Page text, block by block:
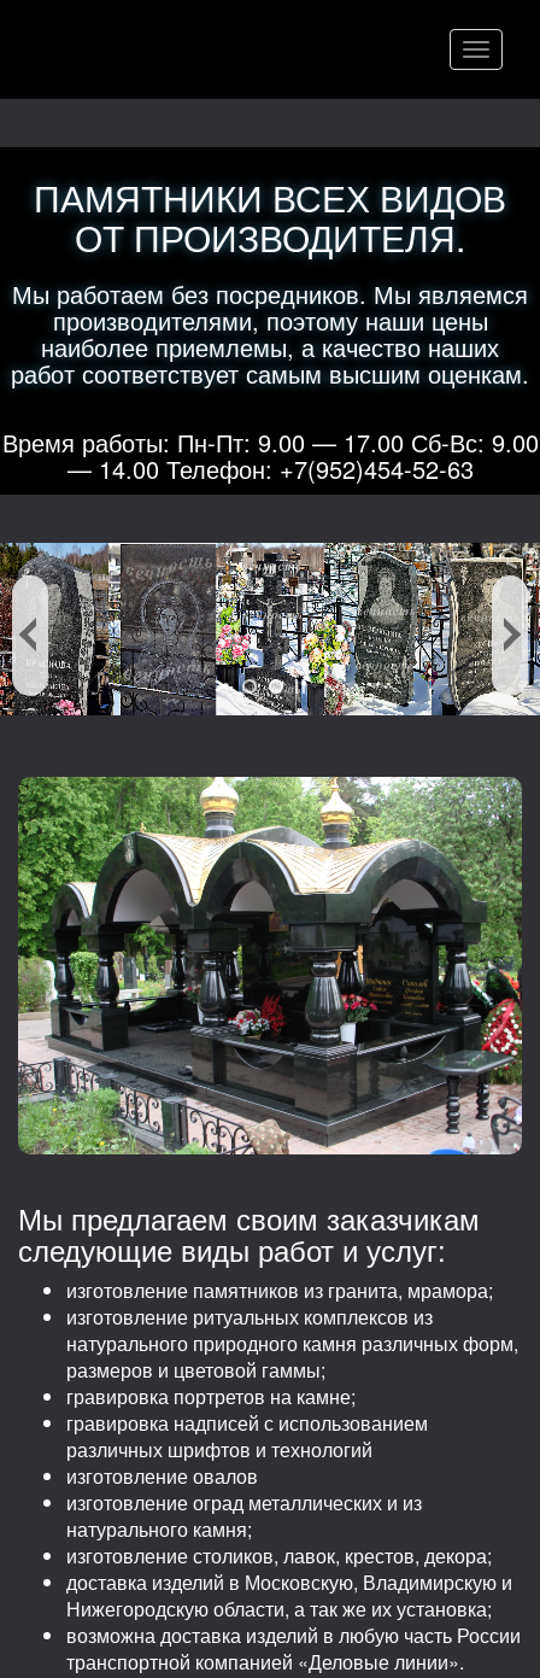
Меню
ПАМЯТНИКИ ВСЕХ ВИДОВ
ОТ ПРОИЗВОДИТЕЛЯ.
Мы работаем без посредников. Мы являемся
производителями, поэтому наши цены
наиболее приемлемы, а качество наших
работ соответствует самым высшим оценкам.
Время работы: Пн-Пт: 9.00 — 17.00 Сб-Вс: 9.00
— 14.00 Телефон: +7(952)454-52-63
Мы предлагаем своим заказчикам
следующие виды работ и услуг:
изготовление памятников из гранита, мрамора;
изготовление ритуальных комплексов из
натурального природного камня различных форм,
размеров и цветовой гаммы;
гравировка портретов на камне;
гравировка надписей с использованием
различных шрифтов и технологий
изготовление овалов
изготовление оград металлических и из
натурального камня;
изготовление столиков, лавок, крестов, декора;
доставка изделий в Московскую, Владимирскую и
Нижегородскую области, а так же их установка;
возможна доставка изделий в любую часть России
транспортной компанией «Деловые линии».